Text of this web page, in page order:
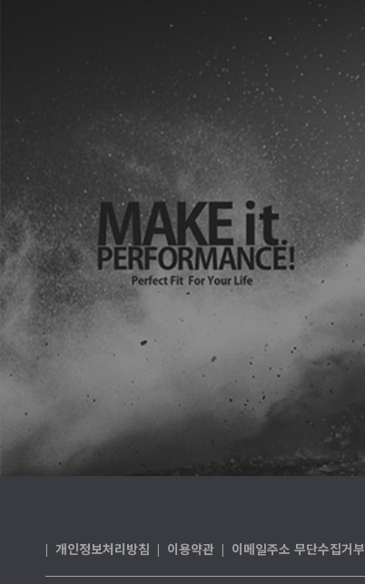
| 개인정보처리방침 | 이용약관 | 이메일주소 무단수집거부